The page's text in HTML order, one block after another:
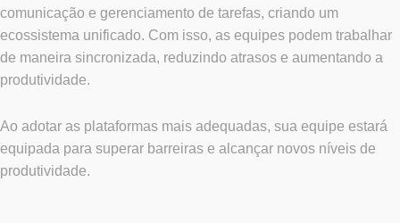
comunicação e gerenciamento de tarefas, criando um
ecossistema unificado. Com isso, as equipes podem trabalhar
de maneira sincronizada, reduzindo atrasos e aumentando a
produtividade.
Ao adotar as plataformas mais adequadas, sua equipe estará
equipada para superar barreiras e alcançar novos níveis de
produtividade.